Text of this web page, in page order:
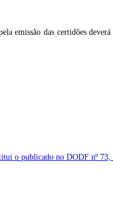
emissão das certidões deverá
o publicado no DODF nº 73,